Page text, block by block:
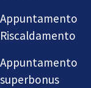
Appuntamento
Riscaldamento
Appuntamento
superbonus